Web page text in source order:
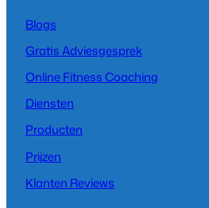
Blogs
Gratis Adviesgesprek
Online Fitness Coaching
Diensten
Producten
Prijzen
Klanten Reviews